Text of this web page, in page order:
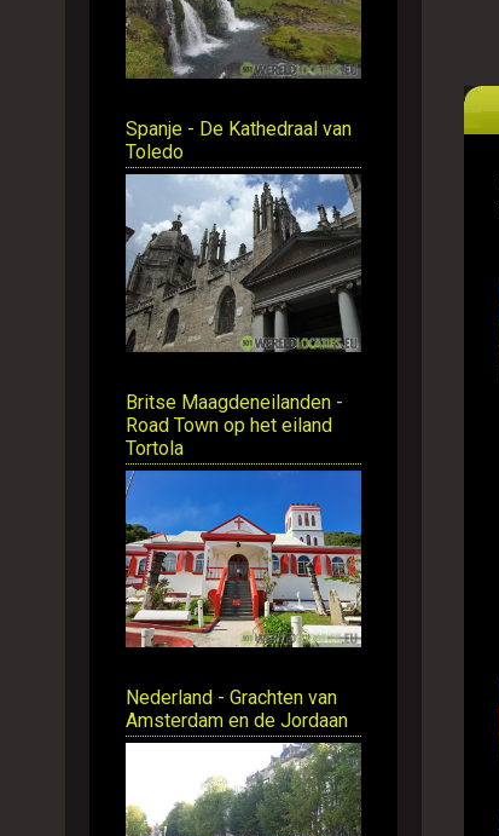
Spanje - De Kathedraal van
Toledo
Britse Maagdeneilanden -
Road Town op het eiland
Tortola
Nederland - Grachten van
Amsterdam en de Jordaan